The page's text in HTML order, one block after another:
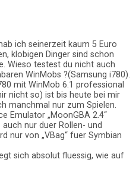
ich seinerzeit kaum 5 Euro
klobigen Dinger sind schon
Wieso testest du nicht auch
WinMobs ?(Samsung i780).
mit WinMob 6.1 professional
nicht so) ist bis heute bei mir
manchmal nur zum Spielen.
Emulator „MoonGBA 2.4“
nur duer Rollen- und
nur von „VBag“ fuer Symbian
sich absolut fluessig, wie auf